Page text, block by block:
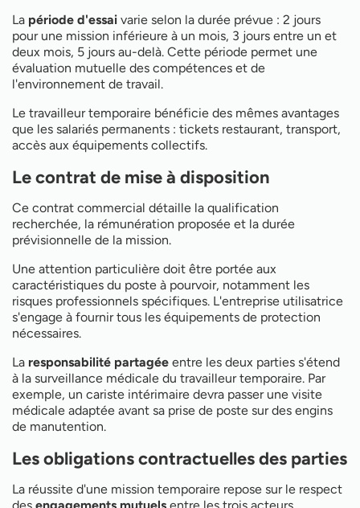
La période d'essai varie selon la durée prévue : 2 jours
pour une mission inférieure à un mois, 3 jours entre un et
deux mois, 5 jours au-delà. Cette période permet une
évaluation mutuelle des compétences et de
l'environnement de travail.
Le travailleur temporaire bénéficie des mêmes avantages
que les salariés permanents : tickets restaurant, transport,
accès aux équipements collectifs.
Le contrat de mise à disposition
Ce contrat commercial détaille la qualification
recherchée, la rémunération proposée et la durée
prévisionnelle de la mission.
Une attention particulière doit être portée aux
caractéristiques du poste à pourvoir, notamment les
risques professionnels spécifiques. L'entreprise utilisatrice
s'engage à fournir tous les équipements de protection
nécessaires.
La responsabilité partagée entre les deux parties s'étend
à la surveillance médicale du travailleur temporaire. Par
exemple, un cariste intérimaire devra passer une visite
médicale adaptée avant sa prise de poste sur des engins
de manutention.
Les obligations contractuelles des parties
La réussite d'une mission temporaire repose sur le respect